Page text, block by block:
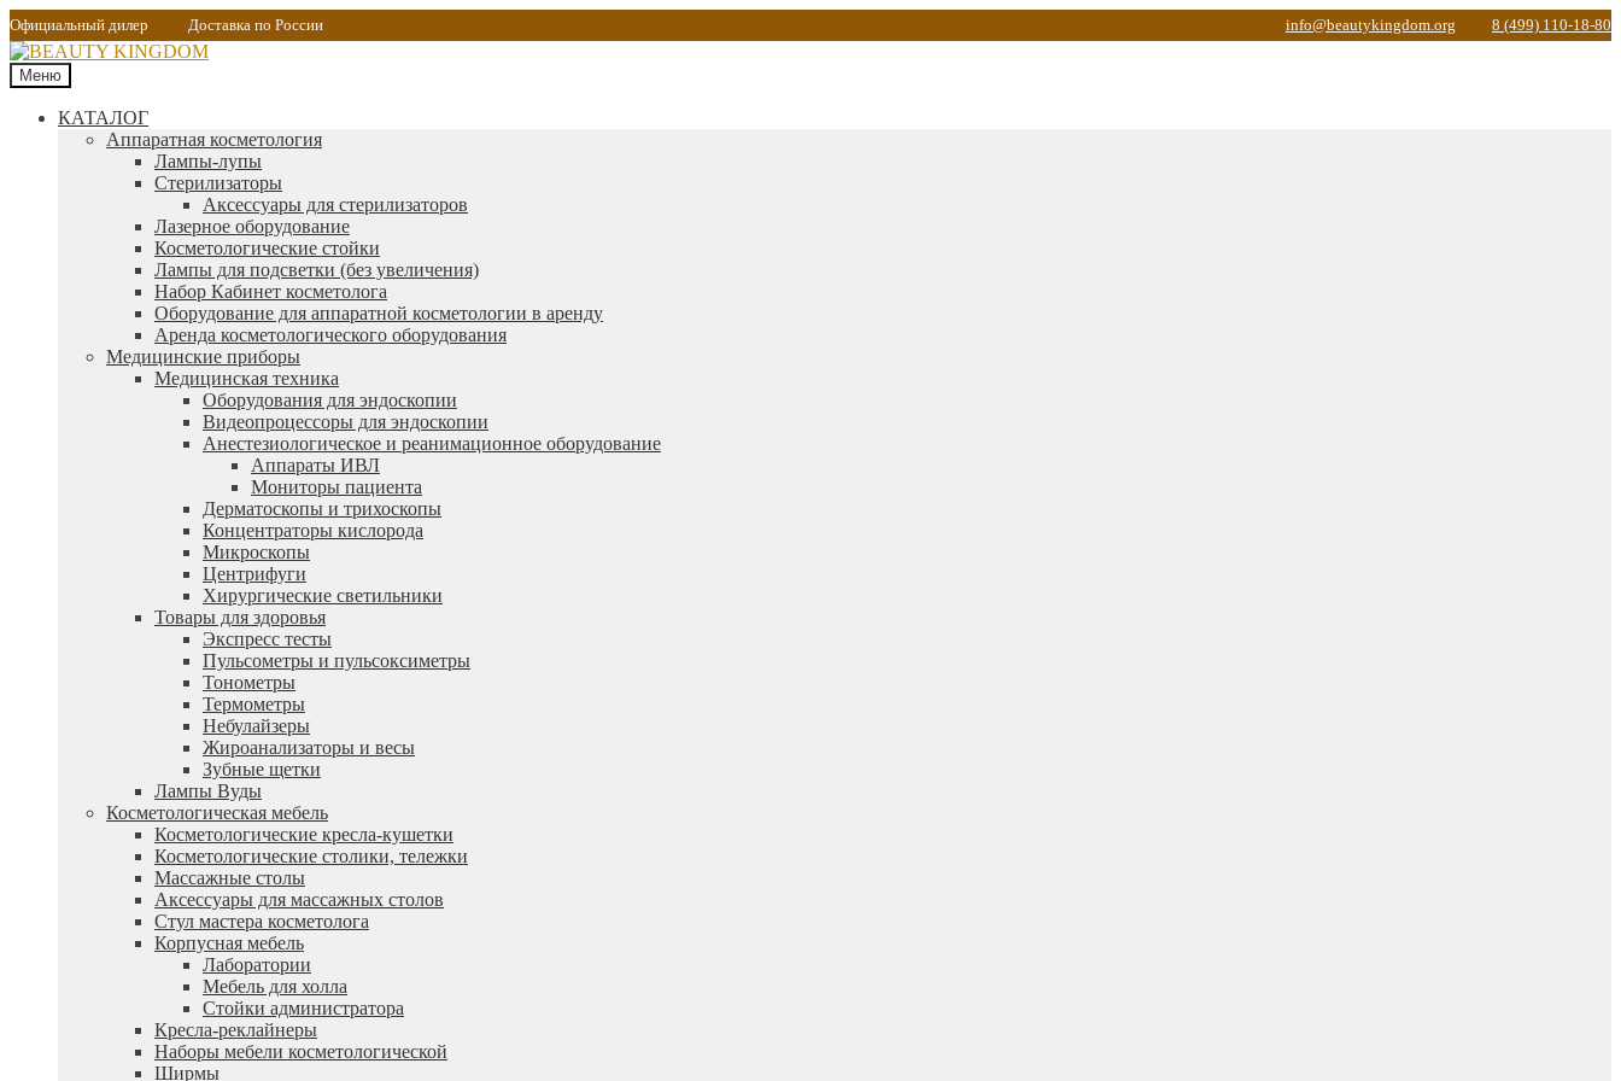
Официальный дилер Доставка по России info@beautykingdom.org 8 (499) 110-18-80
Меню
КАТАЛОГ
Аппаратная косметология
Лампы-лупы
Стерилизаторы
Аксессуары для стерилизаторов
Лазерное оборудование
Косметологические стойки
Лампы для подсветки (без увеличения)
Набор Кабинет косметолога
Оборудование для аппаратной косметологии в аренду
Аренда косметологического оборудования
Медицинские приборы
Медицинская техника
Оборудования для эндоскопии
Видеопроцессоры для эндоскопии
Анестезиологическое и реанимационное оборудование
Аппараты ИВЛ
Мониторы пациента
Дерматоскопы и трихоскопы
Концентраторы кислорода
Микроскопы
Центрифуги
Xирургические светильники
Товары для здоровья
Экспресс тесты
Пульсометры и пульсоксиметры
Тонометры
Термометры
Небулайзеры
Жироанализаторы и весы
Зубные щетки
Лампы Вуды
Косметологическая мебель
Косметологические кресла-кушетки
Косметологические столики, тележки
Массажные столы
Аксессуары для массажных столов
Стул мастера косметолога
Корпусная мебель
Лаборатории
Мебель для холла
Стойки администратора
Кресла-реклайнеры
Наборы мебели косметологической
Ширмы